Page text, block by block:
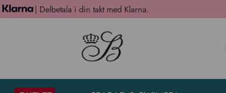
| Delbetala i din takt med Klarna.